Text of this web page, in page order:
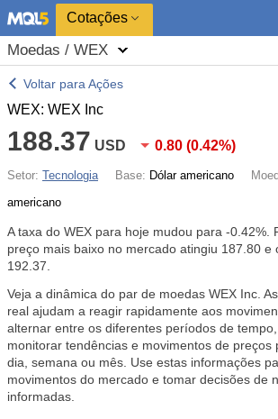
Cotações
Moedas / WEX
Voltar para Ações
WEX: WEX Inc
188.37 USD 0.80 (0.42%)
Setor: Tecnologia Base: Dólar americano
americano
A taxa do WEX para hoje mudou para -0.42%
preço mais baixo no mercado atingiu 187.80 e
192.37.
Veja a dinâmica do par de moedas WEX Inc.
real ajudam a reagir rapidamente aos
alternar entre os diferentes períodos de
monitorar tendências e movimentos de preços
dia, semana ou mês. Use estas informações
movimentos do mercado e tomar decisões de
informadas.